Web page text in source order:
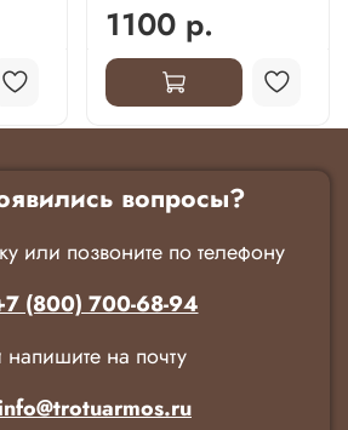
1100 р.
вопросы?
или позвоните по телефону
(800) 700-68-94
напишите на почту